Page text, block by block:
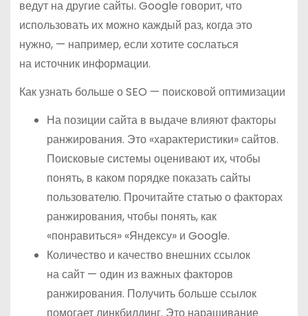
ведут на другие сайты. Google говорит, что
использовать их можно каждый раз, когда это
нужно, — например, если хотите сослаться
на источник информации.
Как узнать больше о SEO — поисковой оптимизации
На позиции сайта в выдаче влияют факторы
ранжирования. Это «характеристики» сайтов.
Поисковые системы оценивают их, чтобы
понять, в каком порядке показать сайты
пользователю. Прочитайте статью о факторах
ранжирования, чтобы понять, как
«понравиться» «Яндексу» и Google.
Количество и качество внешних ссылок
на сайт — один из важных факторов
ранжирования. Получить больше ссылок
помогает линкбилдинг. Это наращивание